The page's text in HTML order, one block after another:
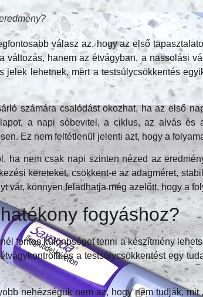
válasz az, hogy az első
hanem az étvágyban, a nassolási
jelek lehetnek, mert a testsúlycsökkentés
számára csalódást okozhat, ha az első
a napi sóbevitel, a ciklus, az alvás
Ez nem feltétlenül jelenti azt, hogy a
ha nem csak napi szinten nézed az
kereteket, csökkent-e az adagméret,
vár, könnyen feladhatja még azelőtt, hogy a
fogyáshoz?
fontos különbséget tenni a készítmény
és a testsúlycsökkentést egy
nehézségük nem az, hogy nem tudják,